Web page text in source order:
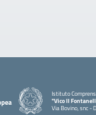
Istituto
"Vico II
Via Bovino, snc -